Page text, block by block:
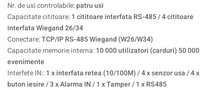
Nr. de usi controlabile:patru usi
Capacitate cititoare:1 cititoare interfata RS-485 / 4 cititoare
interfata Wiegand 26/34
Conectare:TCP/IP RS-485 Wiegand (W26/W34)
Capacitate memorie interna:10 000 utilizatori (carduri) 50 000
evenimente
Interfete IN::1 x interfata retea (10/100M) / 4 x senzor usa / 4 x
buton iesire / 3 x Alarma IN / 1 x Tamper / 1 x RS485